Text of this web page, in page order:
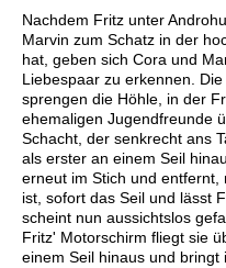
Nachdem Fritz unter
Marvin zum Schatz in der
hat, geben sich Cora und
Liebespaar zu erkennen.
sprengen die Höhle, in der
ehemaligen Jugendfreunde
Schacht, der senkrecht ans
als erster an einem Seil
erneut im Stich und
ist, sofort das Seil und lässt
scheint nun aussichtslos
Fritz' Motorschirm fliegt sie
einem Seil hinaus und bringt